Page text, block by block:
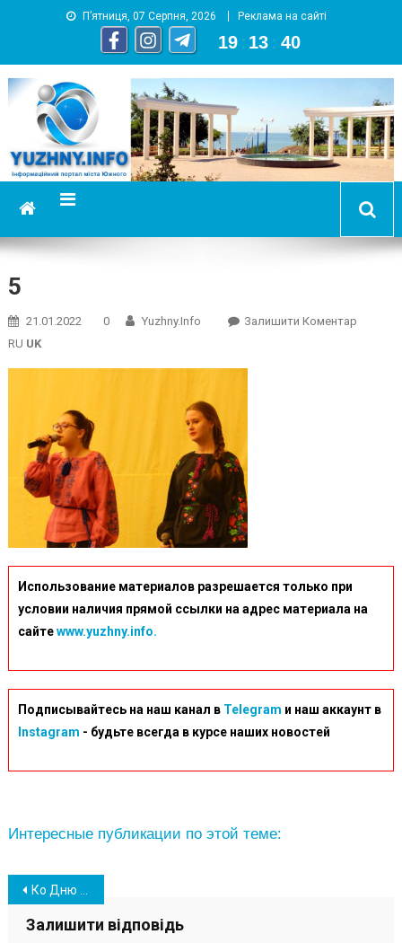
П’ятниця, 07 Серпня, 2026 Реклама на сайті
19 : 13 : 41
YUZHNY.INFO
информационный портал города Южный
5
21.01.2022 0 Yuzhny.info Залишити КоментарOn
RU UK
Использование материалов разрешается только при
условии наличия прямой ссылки на адрес материала на
сайтеwww.yuzhny.info.
Подписывайтесь на наш канал в Telegram и наш аккаунт в
Instagram - будьте всегда в курсе наших новостей
Интересные публикации по этой теме:
Навігація
записів
Ко Дню Соборности Украины в Южном состоялось праздничное мероприятие (фото)
Залишити відповідь